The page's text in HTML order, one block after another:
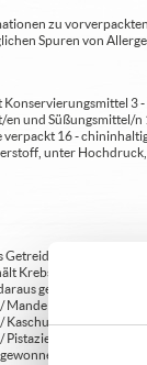
zu
Spuren von
3
und Süßungsmittel/
16 -
unter
A1 - enthält
Krebstiere und
gewonnene
Mandeln H2 - enthält
Kaschunüsse H5 -
Pistazien H8 - enthält